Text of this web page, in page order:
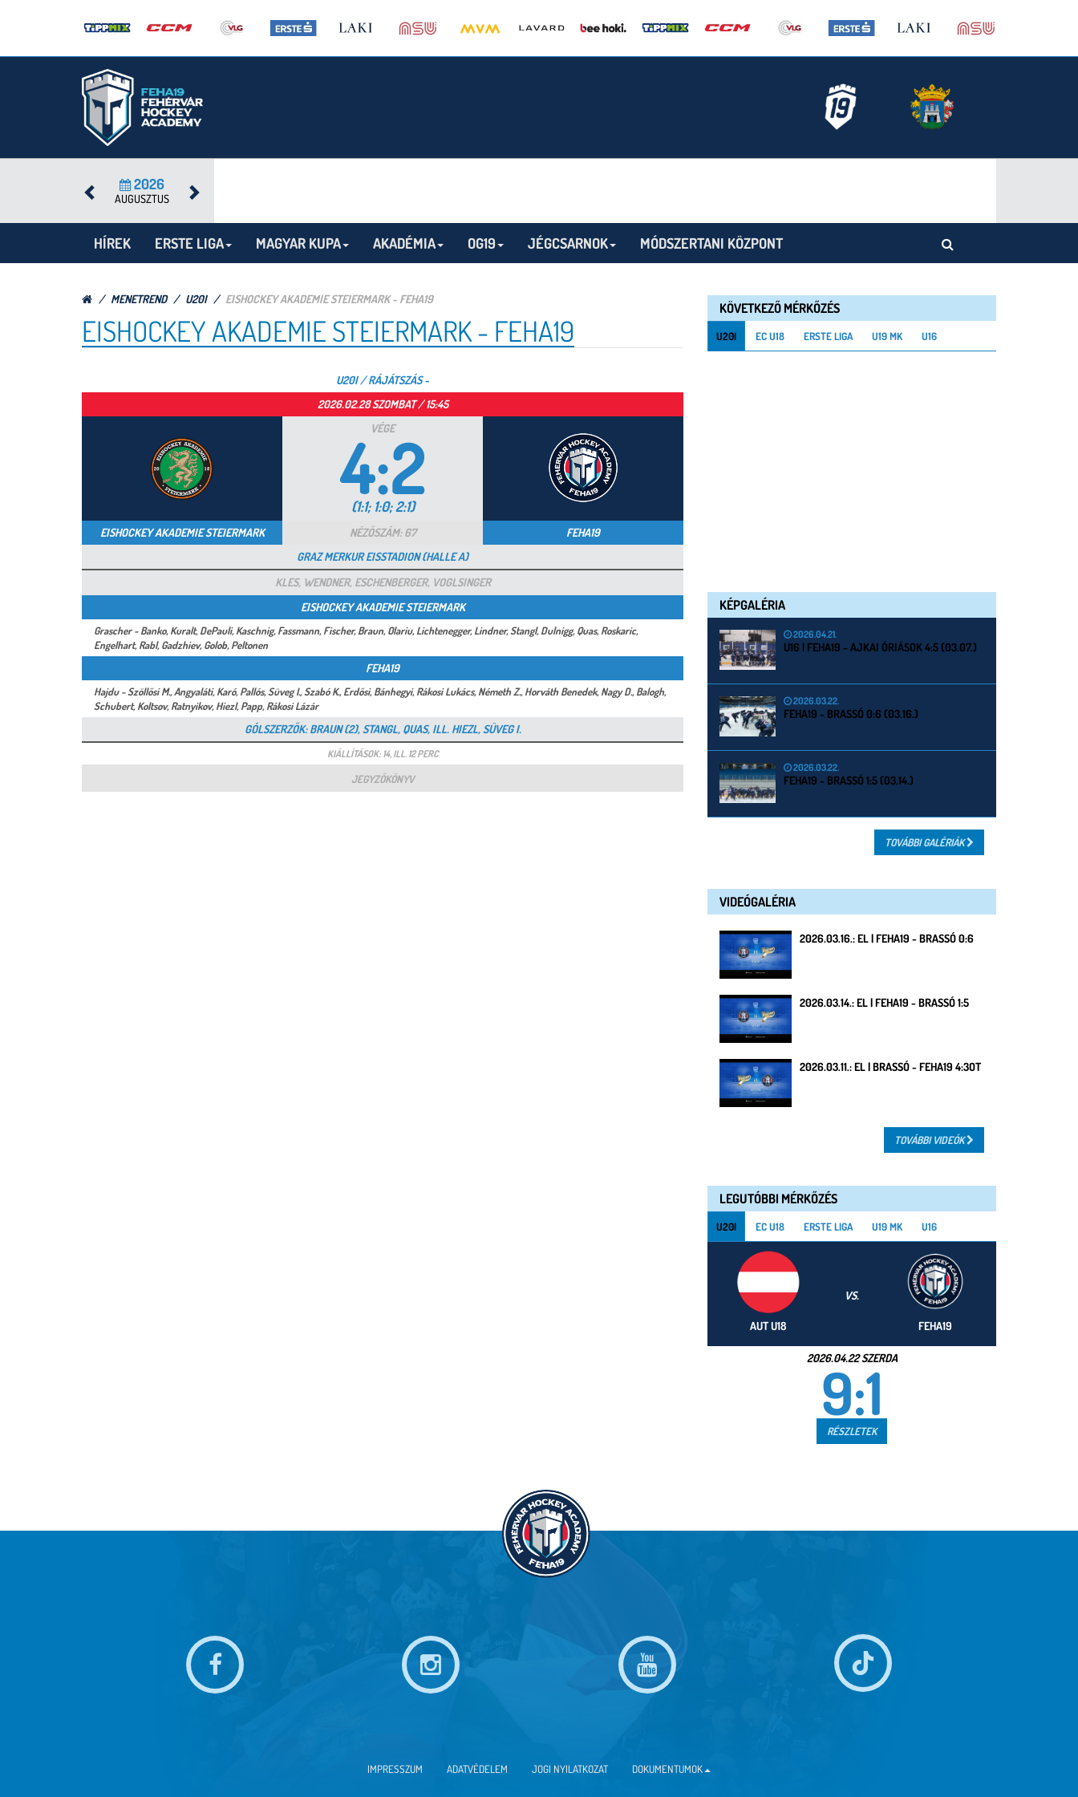
2026
AUGUSZTUS
HÍREK ERSTE LIGA MAGYAR KUPA AKADÉMIA OG19 JÉGCSARNOK MÓDSZERTANI KÖZPONT
MENETREND U20I EISHOCKEY AKADEMIE STEIERMARK - FEHA19
EISHOCKEY AKADEMIE STEIERMARK - FEHA19
U20I / RÁJÁTSZÁS -
2026.02.28 SZOMBAT / 15:45
EISHOCKEY AKADEMIE STEIERMARK
VÉGE
4:2
(1:1; 1:0; 2:1)
NÉZŐSZÁM: 67
FEHA19
GRAZ MERKUR EISSTADION (HALLE A)
KLES, WENDNER, ESCHENBERGER, VOGLSINGER
EISHOCKEY AKADEMIE STEIERMARK
Grascher - Banko, Kuralt, DePauli, Kaschnig, Fassmann, Fischer, Braun, Olariu, Lichtenegger, Lindner, Stangl, Dulnigg, Quas, Roskaric,
Engelhart, Rabl, Gadzhiev, Golob, Peltonen
FEHA19
Hajdu - Szöllősi M., Angyaláti, Karó, Pallós, Süveg I., Szabó K., Erdősi, Bánhegyi, Rákosi Lukács, Németh Z., Horváth Benedek, Nagy D., Balogh,
Schubert, Koltsov, Ratnyikov, Hiezl, Papp, Rákosi Lázár
GÓLSZERZŐK: BRAUN (2), STANGL, QUAS, ILL. HIEZL, SÜVEG I.
KIÁLLÍTÁSOK: 14, ILL. 12 PERC
JEGYZŐKÖNYV
KÖVETKEZŐ MÉRKŐZÉS
U20I EC U18 ERSTE LIGA U19 MK U16
KÉPGALÉRIA
2026.04.21.
U16 | FEHA19 - AJKAI ÓRIÁSOK 4:5 (03.07.)
2026.03.22.
FEHA19 - BRASSÓ 0:6 (03.16.)
2026.03.22.
FEHA19 - BRASSÓ 1:5 (03.14.)
TOVÁBBI GALÉRIÁK
VIDEÓGALÉRIA
2026.03.16.: EL | FEHA19 - BRASSÓ 0:6
2026.03.14.: EL | FEHA19 - BRASSÓ 1:5
2026.03.11.: EL | BRASSÓ - FEHA19 4:3OT
TOVÁBBI VIDEÓK
LEGUTÓBBI MÉRKŐZÉS
U20I EC U18 ERSTE LIGA U19 MK U16
AUT U18
VS.
FEHA19
2026.04.22 SZERDA
9:1
RÉSZLETEK
IMPRESSZUM ADATVÉDELEM JOGI NYILATKOZAT DOKUMENTUMOK